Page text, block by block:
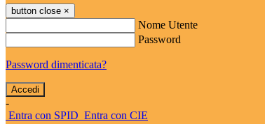
button close ×
Nome Utente
Password
Password dimenticata?
-
Entra con SPID Entra con CIE